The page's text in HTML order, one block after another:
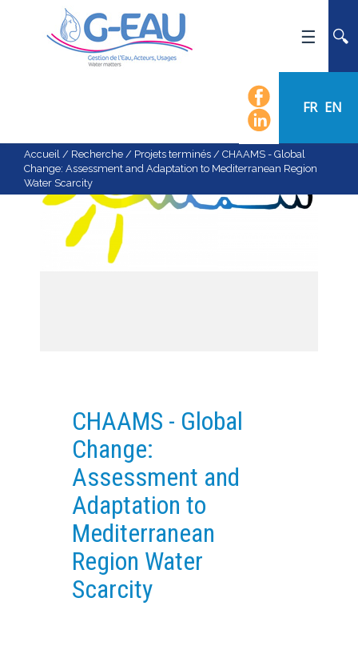
FR EN
ACTUALITÉS
AGENDA
CALENDRIER DES ÉVÈNEMENTS
ORGANIGRAMME
LISTE DU PERSONNEL
PROJETS EN COURS
PROJETS TERMINÉS
NOS RÉSEAUX SCIENTIFIQUES ET TECHNIQUES
SÉMINAIRES RÉGULIERS
FORMATION
MASTER
INGÉNIEUR
Accueil / Recherche / Projets terminés / CHAAMS - Global
Change: Assessment and Adaptation to Mediterranean Region
Water Scarcity
CHAAMS - Global
Change:
Assessment and
Adaptation to
Mediterranean
Region Water
Scarcity